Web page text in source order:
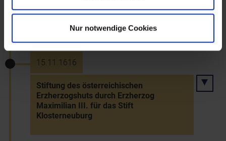
Nur notwendige Cookies
Wappenverleihung an Haag durch Kaiser
Ferdinand I.
15.11.1616
Stiftung des österreichischen
Erzherzogshuts durch Erzherzog
Maximilian III. für das Stift
Klosterneuburg